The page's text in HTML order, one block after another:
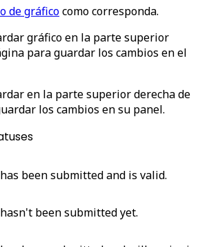
de gráficocomo corresponda.
gráficoen la parte superior
para guardar los cambios en el
en la parte superior derecha de
los cambios en su panel.
been submitted and is valid.
been submitted yet.